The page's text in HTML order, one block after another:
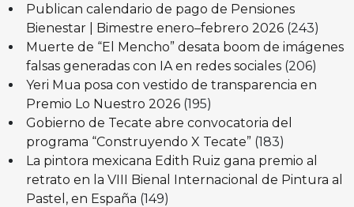
Publican calendario de pago de Pensiones
Bienestar | Bimestre enero–febrero 2026 (243)
Muerte de “El Mencho” desata boom de imágenes
falsas generadas con IA en redes sociales (206)
Yeri Mua posa con vestido de transparencia en
Premio Lo Nuestro 2026 (195)
Gobierno de Tecate abre convocatoria del
programa “Construyendo X Tecate” (183)
La pintora mexicana Edith Ruiz gana premio al
retrato en la VIII Bienal Internacional de Pintura al
Pastel, en España (149)